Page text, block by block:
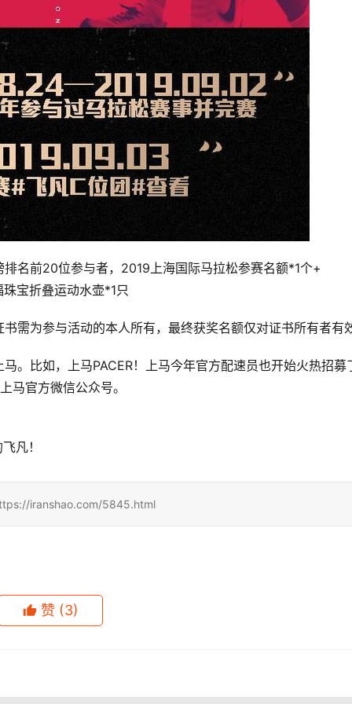
名前20位参与者，2019上海国际马拉松参赛名额*1个+
宝折叠运动水壶*1只
需为参与活动的本人所有，最终获奖名额仅对证书所有者有
。比如，上马PACER！上马今年官方配速员也开始火热招募
马官方微信公众号。
凡！
iranshao.com/5845.html
赞 (3)